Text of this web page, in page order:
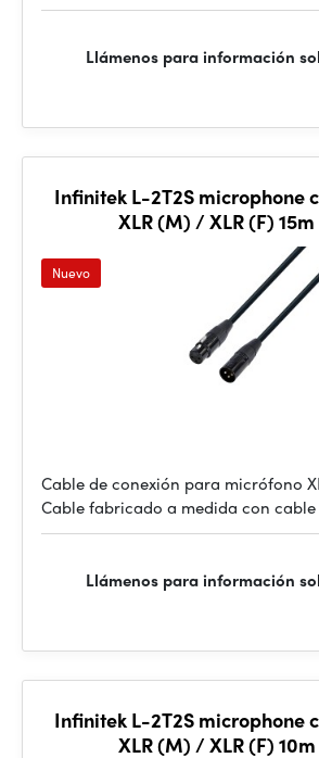
Llámenos para información
Infinitek L-2T2S microphone
XLR (M) / XLR (F) 15m
Nuevo
Cable de conexión para micrófono
Cable fabricado a medida con cable
Llámenos para información
Infinitek L-2T2S microphone
XLR (M) / XLR (F) 10m